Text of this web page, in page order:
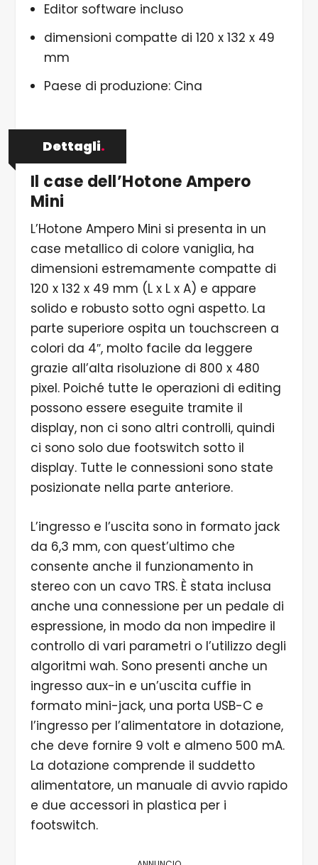
Editor software incluso
dimensioni compatte di 120 x 132 x 49
mm
Paese di produzione: Cina
Dettagli.
Il case dell’Hotone Ampero
Mini
L’Hotone Ampero Mini si presenta in un
case metallico di colore vaniglia, ha
dimensioni estremamente compatte di
120 x 132 x 49 mm (L x L x A) e appare
solido e robusto sotto ogni aspetto. La
parte superiore ospita un touchscreen a
colori da 4″, molto facile da leggere
grazie all’alta risoluzione di 800 x 480
pixel. Poiché tutte le operazioni di editing
possono essere eseguite tramite il
display, non ci sono altri controlli, quindi
ci sono solo due footswitch sotto il
display. Tutte le connessioni sono state
posizionate nella parte anteriore.
L’ingresso e l’uscita sono in formato jack
da 6,3 mm, con quest’ultimo che
consente anche il funzionamento in
stereo con un cavo TRS. È stata inclusa
anche una connessione per un pedale di
espressione, in modo da non impedire il
controllo di vari parametri o l’utilizzo degli
algoritmi wah. Sono presenti anche un
ingresso aux-in e un’uscita cuffie in
formato mini-jack, una porta USB-C e
l’ingresso per l’alimentatore in dotazione,
che deve fornire 9 volt e almeno 500 mA.
La dotazione comprende il suddetto
alimentatore, un manuale di avvio rapido
e due accessori in plastica per i
footswitch.